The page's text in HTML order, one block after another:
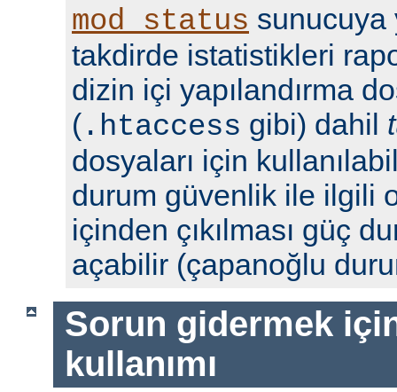
mod_status sunucuya
takdirde istatistikleri
dizin içi yapılandırma
( .htaccess gibi) dahil
dosyaları için
durum güvenlik ile ilgili
içinden çıkılması güç
açabilir (çapanoğlu
Sorun gidermek
kullanımı